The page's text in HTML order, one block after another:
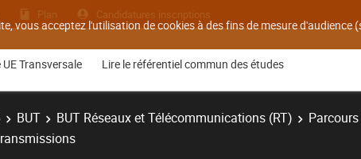
vous acceptez l'utilisation de cookies à des fins de mesure d'audience
Plan Candidatures inscriptions
Transversale Lire le référentiel commun des études
BUT BUT Réseaux et Télécommunications (RT)